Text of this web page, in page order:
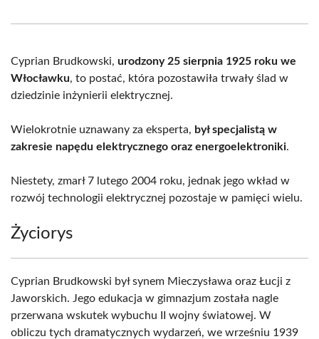
(Twitter)
Cyprian Brudkowski, urodzony 25 sierpnia 1925 roku we
Włocławku, to postać, która pozostawiła trwały ślad w
dziedzinie inżynierii elektrycznej.
Wielokrotnie uznawany za eksperta, był specjalistą w
zakresie napędu elektrycznego oraz energoelektroniki.
Niestety, zmarł 7 lutego 2004 roku, jednak jego wkład w
rozwój technologii elektrycznej pozostaje w pamięci wielu.
Życiorys
Cyprian Brudkowski był synem Mieczysława oraz Łucji z
Jaworskich. Jego edukacja w gimnazjum została nagle
przerwana wskutek wybuchu II wojny światowej. W
obliczu tych dramatycznych wydarzeń, we wrześniu 1939